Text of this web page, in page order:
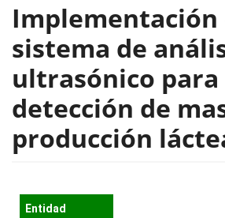
Implementación
sistema de
ultrasónico para
detección de
producción
Entidad